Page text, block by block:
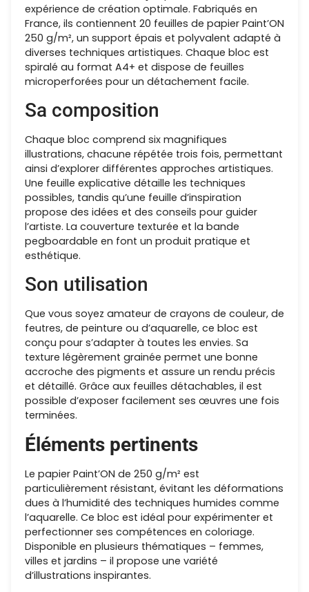
expérience de création optimale. Fabriqués en
France, ils contiennent 20 feuilles de papier Paint’ON
250 g/m², un support épais et polyvalent adapté à
diverses techniques artistiques. Chaque bloc est
spiralé au format A4+ et dispose de feuilles
microperforées pour un détachement facile.
Sa composition
Chaque bloc comprend six magnifiques
illustrations, chacune répétée trois fois, permettant
ainsi d’explorer différentes approches artistiques.
Une feuille explicative détaille les techniques
possibles, tandis qu’une feuille d’inspiration
propose des idées et des conseils pour guider
l’artiste. La couverture texturée et la bande
pegboardable en font un produit pratique et
esthétique.
Son utilisation
Que vous soyez amateur de crayons de couleur, de
feutres, de peinture ou d’aquarelle, ce bloc est
conçu pour s’adapter à toutes les envies. Sa
texture légèrement grainée permet une bonne
accroche des pigments et assure un rendu précis
et détaillé. Grâce aux feuilles détachables, il est
possible d’exposer facilement ses œuvres une fois
terminées.
Éléments pertinents
Le papier Paint’ON de 250 g/m² est
particulièrement résistant, évitant les déformations
dues à l’humidité des techniques humides comme
l’aquarelle. Ce bloc est idéal pour expérimenter et
perfectionner ses compétences en coloriage.
Disponible en plusieurs thématiques – femmes,
villes et jardins – il propose une variété
d’illustrations inspirantes.